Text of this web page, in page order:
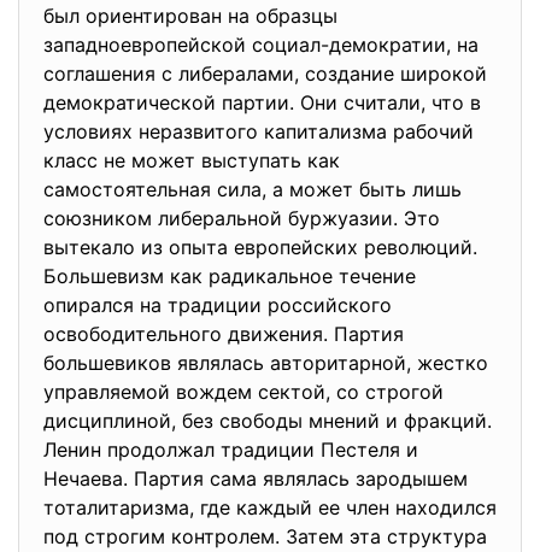
был ориентирован на образцы
западноевропейской социал-демократии, на
соглашения с либералами, создание широкой
демократической партии. Они считали, что в
условиях неразвитого капитализма рабочий
класс не может выступать как
самостоятельная сила, а может быть лишь
союзником либеральной буржуазии. Это
вытекало из опыта европейских революций.
Большевизм как радикальное течение
опирался на традиции российского
освободительного движения. Партия
большевиков являлась авторитарной, жестко
управляемой вождем сектой, со строгой
дисциплиной, без свободы мнений и фракций.
Ленин продолжал традиции Пестеля и
Нечаева. Партия сама являлась зародышем
тоталитаризма, где каждый ее член находился
под строгим контролем. Затем эта структура